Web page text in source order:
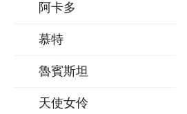
阿卡多
慕特
魯賓斯坦
天使女伶